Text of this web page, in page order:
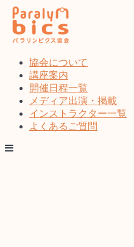
コ
ン
テ
協会について
講座案内
開催日程一覧
メディア出演・掲載
インストラクター一覧
よくあるご質問